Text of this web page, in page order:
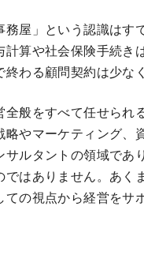
務屋」という認識はす
計算や社会保険手続き
わる顧問契約は少な
全般をすべて任せられ
略やマーケティング、
サルタントの領域であ
ではありません。あく
ての視点から経営をサ